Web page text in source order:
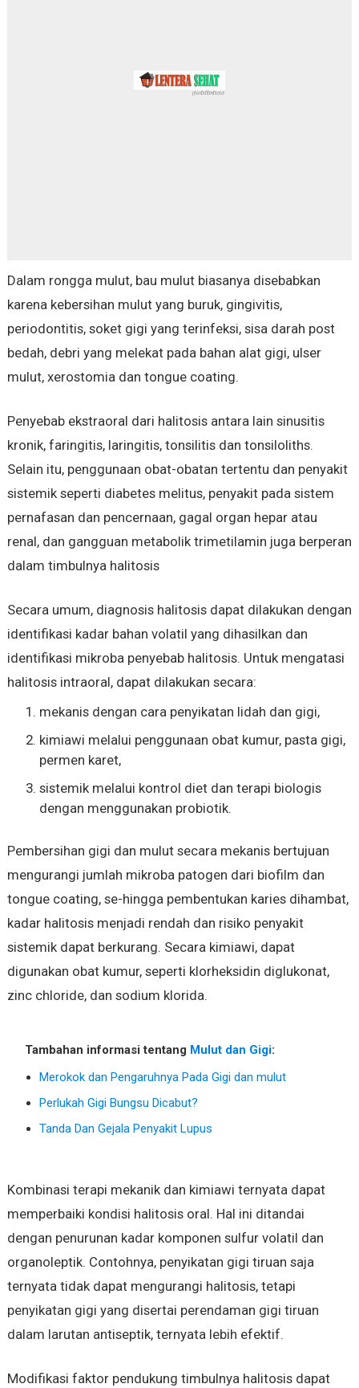
Dalam rongga mulut, bau mulut biasanya disebabkan
karena kebersihan mulut yang buruk, gingivitis,
periodontitis, soket gigi yang terinfeksi, sisa darah post
bedah, debri yang melekat pada bahan alat gigi, ulser
mulut, xerostomia dan tongue coating.
Penyebab ekstraoral dari halitosis antara lain sinusitis
kronik, faringitis, laringitis, tonsilitis dan tonsiloliths.
Selain itu, penggunaan obat-obatan tertentu dan penyakit
sistemik seperti diabetes melitus, penyakit pada sistem
pernafasan dan pencernaan, gagal organ hepar atau
renal, dan gangguan metabolik trimetilamin juga berperan
dalam timbulnya halitosis
Secara umum, diagnosis halitosis dapat dilakukan dengan
identifikasi kadar bahan volatil yang dihasilkan dan
identifikasi mikroba penyebab halitosis. Untuk mengatasi
halitosis intraoral, dapat dilakukan secara:
mekanis dengan cara penyikatan lidah dan gigi,
kimiawi melalui penggunaan obat kumur, pasta gigi,
permen karet,
sistemik melalui kontrol diet dan terapi biologis
dengan menggunakan probiotik.
Pembersihan gigi dan mulut secara mekanis bertujuan
mengurangi jumlah mikroba patogen dari biofilm dan
tongue coating, se-hingga pembentukan karies dihambat,
kadar halitosis menjadi rendah dan risiko penyakit
sistemik dapat berkurang. Secara kimiawi, dapat
digunakan obat kumur, seperti klorheksidin diglukonat,
zinc chloride, dan sodium klorida.
Tambahan informasi tentang Mulut dan Gigi:
Merokok dan Pengaruhnya Pada Gigi dan mulut
Perlukah Gigi Bungsu Dicabut?
Tanda Dan Gejala Penyakit Lupus
Kombinasi terapi mekanik dan kimiawi ternyata dapat
memperbaiki kondisi halitosis oral. Hal ini ditandai
dengan penurunan kadar komponen sulfur volatil dan
organoleptik. Contohnya, penyikatan gigi tiruan saja
ternyata tidak dapat mengurangi halitosis, tetapi
penyikatan gigi yang disertai perendaman gigi tiruan
dalam larutan antiseptik, ternyata lebih efektif.
Modifikasi faktor pendukung timbulnya halitosis dapat